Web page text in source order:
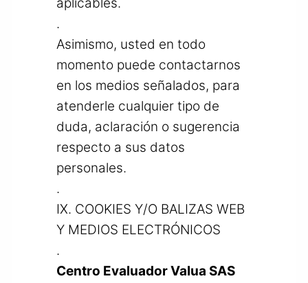
.
Asimismo, usted en todo
momento puede contactarnos
en los medios señalados, para
atenderle cualquier tipo de
duda, aclaración o sugerencia
respecto a sus datos
personales.
.
IX. COOKIES Y/O BALIZAS WEB
Y MEDIOS ELECTRÓNICOS
.
Centro Evaluador Valua SAS